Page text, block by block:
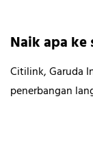
Naik apa ke
Citilink, Garuda
penerbangan